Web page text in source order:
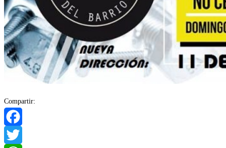
Compartir:
Facebook